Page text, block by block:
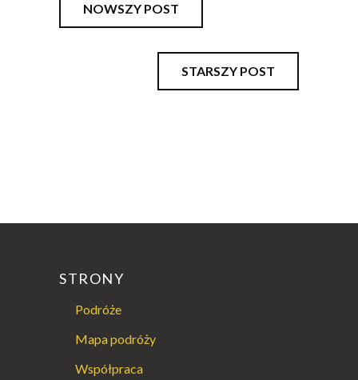
NOWSZY POST
STARSZY POST
STRONY
Podróże
Mapa podróży
Współpraca